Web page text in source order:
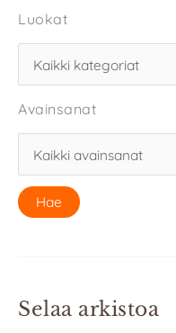
Luokat
Avainsanat
Selaa arkistoa